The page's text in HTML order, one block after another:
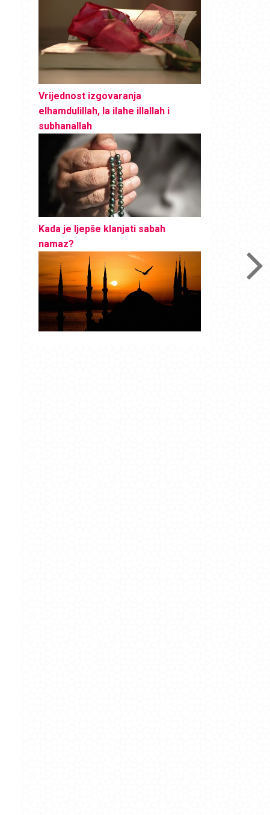
Vrijednost izgovaranja
elhamdulillah, la ilahe illallah i
subhanallah
Kada je ljepše klanjati sabah
namaz?